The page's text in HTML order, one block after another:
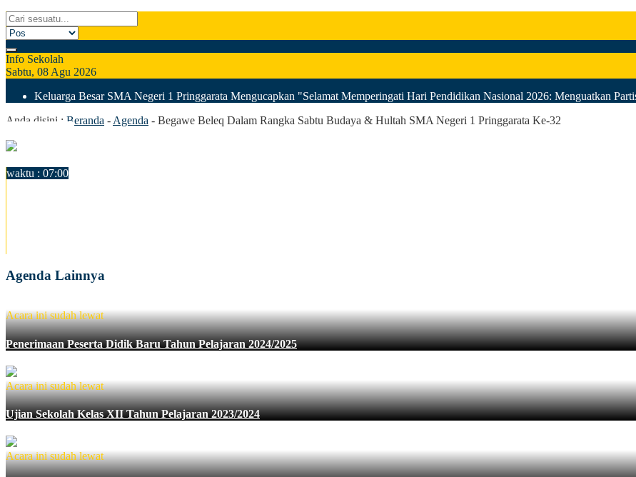
Info Sekolah
Sabtu, 08 Agu 2026
Keluarga Besar SMA Negeri 1 Pringgarata Mengucapkan "Selamat Memperingati Hari Pendidikan Nasional 2026: Menguatkan
Anda disini : Beranda - Agenda - Begawe Beleq Dalam Rangka Sabtu Budaya & Hultah SMA Negeri 1 Pringgarata Ke-32
waktu : 07:00
Agenda Lainnya
Acara ini sudah lewat
Penerimaan Peserta Didik Baru Tahun Pelajaran 2024/2025
Acara ini sudah lewat
Ujian Sekolah Kelas XII Tahun Pelajaran 2023/2024
Acara ini sudah lewat